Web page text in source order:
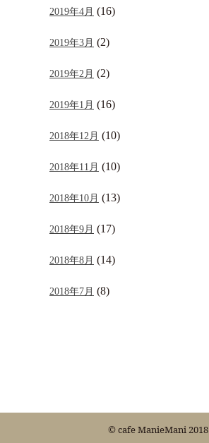
2019年4月 (16)
2019年3月 (2)
2019年2月 (2)
2019年1月 (16)
2018年12月 (10)
2018年11月 (10)
2018年10月 (13)
2018年9月 (17)
2018年8月 (14)
2018年7月 (8)
© cafe ManieMani 2018